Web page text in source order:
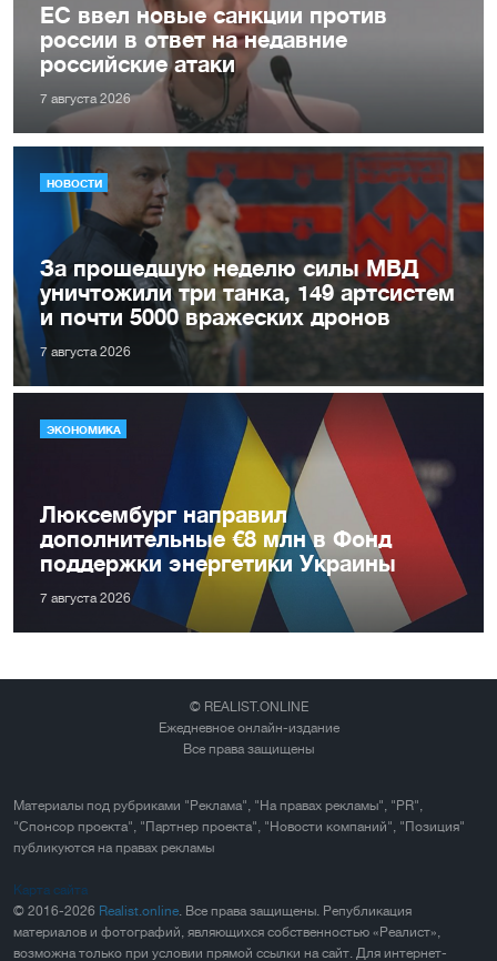
ЕС ввел новые санкции против
россии в ответ на недавние
российские атаки
7 августа 2026
НОВОСТИ
За прошедшую неделю силы МВД
уничтожили три танка, 149 артсистем
и почти 5000 вражеских дронов
7 августа 2026
ЭКОНОМИКА
Люксембург направил
дополнительные €8 млн в Фонд
поддержки энергетики Украины
7 августа 2026
© REALIST.ONLINE
Ежедневное онлайн-издание
Все права защищены
Материалы под рубриками "Реклама", "На правах рекламы", "PR",
"Спонсор проекта", "Партнер проекта", "Новости компаний", "Позиция"
публикуются на правах рекламы
Карта сайта
© 2016-2026 Realist.online. Все права защищены. Републикация
материалов и фотографий, являющихся собственностью «Реалист»,
возможна только при условии прямой ссылки на сайт. Для интернет-